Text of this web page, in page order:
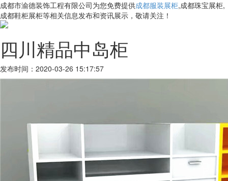
成都市渝德装饰工程有限公司为您免费提供成都服装展柜,成都珠宝展柜,
成都鞋柜展柜等相关信息发布和资讯展示，敬请关注！
四川精品中岛柜
发布时间：2020-03-26 15:17:57